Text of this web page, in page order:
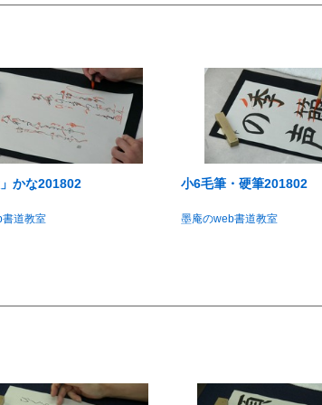
かな201802
道教室
小6毛筆・硬筆201802
墨庵のweb書道教室